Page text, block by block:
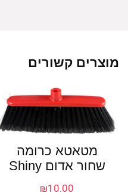
מוצרים קשורים
מטאטא כרומה
שחור אדום Shiny
₪10.00